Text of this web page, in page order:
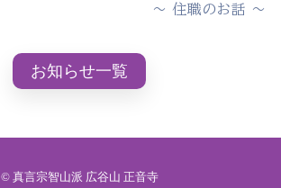
〜住職のお話 〜
お知らせ一覧
© 真言宗智山派 広谷山 正音寺